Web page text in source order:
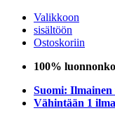
Valikkoon
sisältöön
Ostoskoriin
100%
Suomi:
Vähintään 1